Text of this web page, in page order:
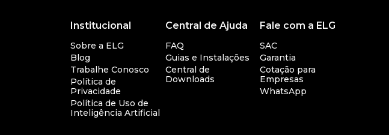
Institucional
Sobre a ELG
Blog
Trabalhe Conosco
Política de
Privacidade
Política de Uso de
Inteligência Artificial
Central de Ajuda
FAQ
Guias e Instalações
Central de
Downloads
Fale com a ELG
SAC
Garantia
Cotação para
Empresas
WhatsApp